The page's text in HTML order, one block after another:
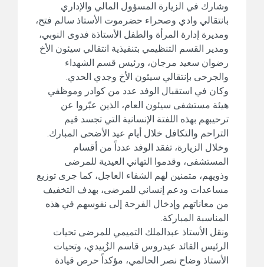
وشارك في الزيارة المسؤول المالي والإداري
بانتقالي وادي وصحراء حضرموت الأستاذ سالم فتح،
ومديرة إدارة المرأة والطفل الأستاذة فدوى النوبي،
ومدير القسم التنظيمي بتنفيذية انتقالي سيئون الأخ
رضوان سعيد مرجان، ورئيس قسم الشهداء
والجرحى بإنتقالي سيئون الأخ وجدي الحدي.
وكان في استقبال الوفد عدد من كوادر وموظفي
هيئة مستشفى سيئون العام، الذين عبّروا عن
ترحيبهم بهذه اللفتة الإنسانية التي تجسد قيم
التراحم والتكافل خلال أيام عيد الأضحى المبارك.
وخلال الزيارة، تفقد الوفد عدداً من أقسام
المستشفى، وقدموا التهاني العيدية للمرضى
وذويهم، متمنين لهم الشفاء العاجل، كما جرى توزيع
مساعدات ودعم إنساني للمرضى، بهدف التخفيف
من معاناتهم وإدخال الفرحة إلى نفوسهم في هذه
المناسبة المباركة.
ونقل الأستاذ عبدالملك التميمي للمرضى تحيات
الرئيس القائد عيدروس قاسم الزُبيدي، وتحيات
الأستاذ وضاح نصر الحالمي، مؤكداً حرص قيادة